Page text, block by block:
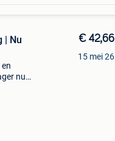
| Nu
nu
€ 42,66
15 mei 26